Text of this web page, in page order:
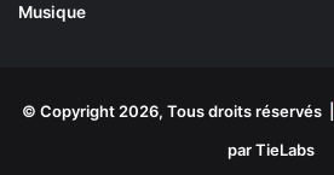
Musique
© Copyright 2026, Tous droits réservés |
par TieLabs